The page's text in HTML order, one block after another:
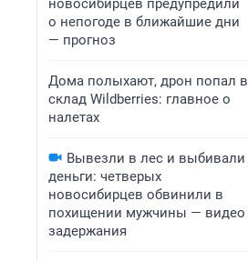
новосибирцев предупредили
о непогоде в ближайшие дни
— прогноз
Дома полыхают, дрон попал в
склад Wildberries: главное о
налетах
Вывезли в лес и выбивали
деньги: четверых
новосибирцев обвинили в
похищении мужчины — видео
задержания